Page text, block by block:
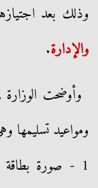
وذلك بعد
والإدارة.
وأوضحت
ومواعيد تسليمها
1 - صورة